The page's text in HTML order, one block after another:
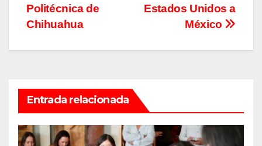
Estados Unidos a
México
Politécnica de
Chihuahua
Entrada relacionada